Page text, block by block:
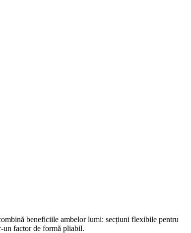
beneficiile ambelor lumi: secțiuni flexibile pentru
un factor de formă pliabil.